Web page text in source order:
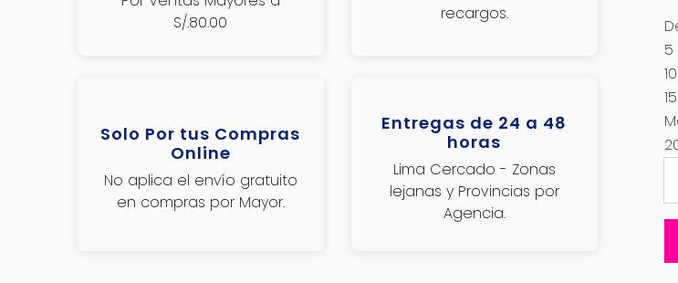
S/.80.00
recargos.
Solo Por tus Compras
Online
No aplica el envío gratuito
en compras por Mayor.
Entregas de 24 a 48
horas
Lima Cercado - Zonas
lejanas y Provincias por
Agencia.
5